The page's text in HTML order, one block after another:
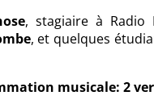
, stagiaire à Radio
, et quelques
musicale: 2